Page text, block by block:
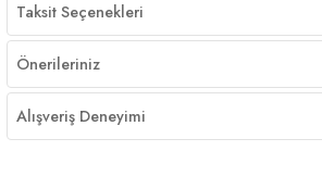
Taksit Seçenekleri
Önerileriniz
Alışveriş Deneyimi